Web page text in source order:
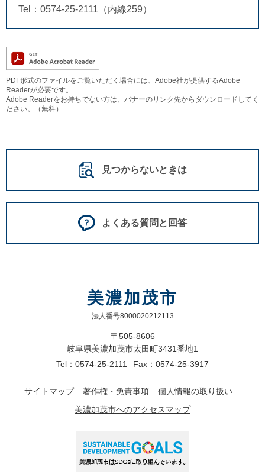
Tel：0574-25-2111（内線259）
PDF形式のファイルをご覧いただく場合には、Adobe社が提供するAdobe
Readerが必要です。
Adobe Readerをお持ちでない方は、バナーのリンク先からダウンロードしてく
ださい。（無料）
見つからないときは
よくある質問と回答
美濃加茂市
法人番号8000020212113
〒505-8606
岐阜県美濃加茂市太田町3431番地1
Tel：0574-25-2111
Fax：0574-25-3917
サイトマップ 著作権・免責事項
個人情報の取り扱い
美濃加茂市へのアクセスマップ